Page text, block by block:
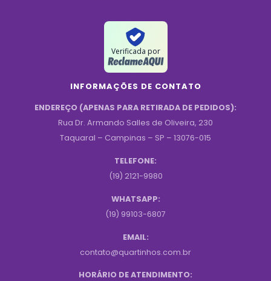
Verificada por
INFORMAÇÕES DE CONTATO
ENDEREÇO (APENAS PARA RETIRADA DE PEDIDOS):
Rua Dr. Armando Salles de Oliveira, 230
Taquaral – Campinas – SP – 13076-015
TELEFONE:
(19) 2121-9980
WHATSAPP:
(19) 99103-6807
EMAIL:
contato@quartinhos.com.br
HORÁRIO DE ATENDIMENTO: